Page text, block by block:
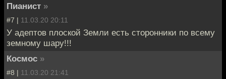
Пианист »
#7 | 11.03.20 20:11
У адептов плоской Земли есть сторонники по всему
земному шару!!!
Космос »
#8 | 11.03.20 21:41